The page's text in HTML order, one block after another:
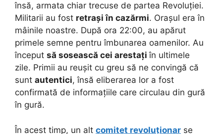
însă, armata chiar trecuse de partea Revoluției.
Militarii au fost retrași în cazărmi. Orașul era în
mâinile noastre. După ora 22:00, au apărut
primele semne pentru îmbunarea oamenilor. Au
început să sosească cei arestațiîn ultimele
zile. Primii au reușit cu greu să ne convingă că
sunt autentici, însă eliberarea lor a fost
confirmată de informațiile care circulau din gură
în gură.
În acest timp, un alt comitet revoluționar se